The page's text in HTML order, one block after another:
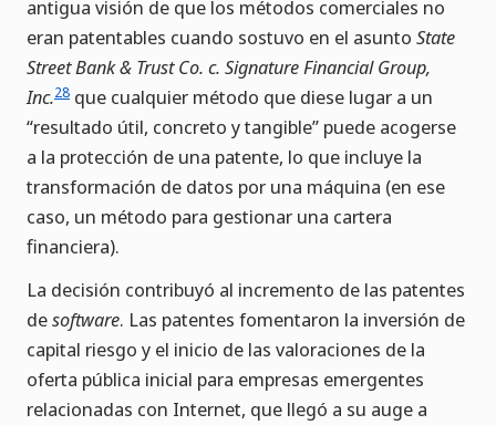
antigua visión de que los métodos comerciales no
eran patentables cuando sostuvo en el asunto State
Street Bank & Trust Co. c. Signature Financial Group,
Inc.28 que cualquier método que diese lugar a un
“resultado útil, concreto y tangible” puede acogerse
a la protección de una patente, lo que incluye la
transformación de datos por una máquina (en ese
caso, un método para gestionar una cartera
financiera).
La decisión contribuyó al incremento de las patentes
desoftware. Las patentes fomentaron la inversión de
capital riesgo y el inicio de las valoraciones de la
oferta pública inicial para empresas emergentes
relacionadas con Internet, que llegó a su auge a